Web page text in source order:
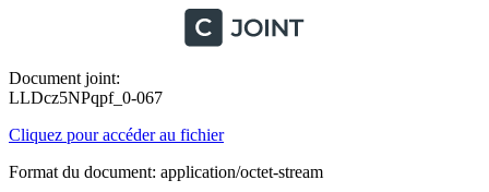
Document joint:
LLDcz5NPqpf_0-067
Cliquez pour accéder au fichier
Format du document: application/octet-stream